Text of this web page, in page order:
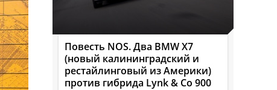
Повесть NOS. Два BMW X7
(новый калининградский и
рестайлинговый из Америки)
против гибрида Lynk & Co 900